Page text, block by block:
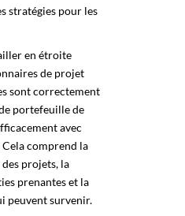
stratégies pour les
en étroite
de projet
sont correctement
portefeuille de
avec
comprend la
projets, la
prenantes et la
peuvent survenir.